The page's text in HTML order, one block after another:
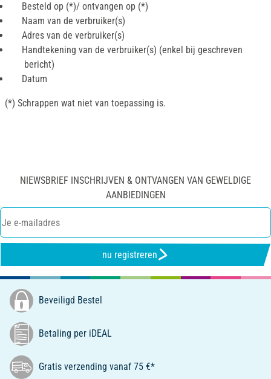
Besteld op (*)/ ontvangen op (*)
Naam van de verbruiker(s)
Adres van de verbruiker(s)
Handtekening van de verbruiker(s) (enkel bij geschreven
bericht)
Datum
(*) Schrappen wat niet van toepassing is.
NIEWSBRIEF INSCHRIJVEN & ONTVANGEN VAN GEWELDIGE
AANBIEDINGEN
nu registreren
Beveiligd Bestel
Betaling per iDEAL
Gratis verzending vanaf 75 €*